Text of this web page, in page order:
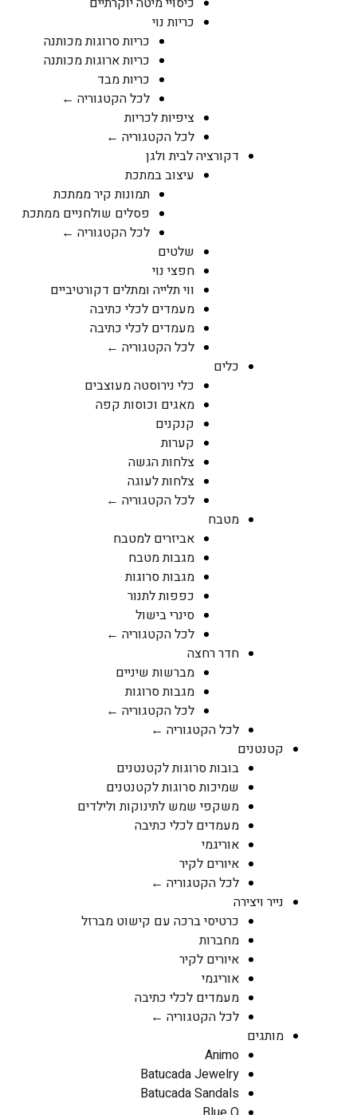
כריות נוי
כריות סרוגות מכותנה
כריות ארוגות מכותנה
כריות מבד
לכל הקטגוריה ←
ציפיות לכריות
לכל הקטגוריה ←
דקורציה לבית ולגן
עיצוב במתכת
תמונות קיר ממתכת
פסלים שולחניים ממתכת
לכל הקטגוריה ←
שלטים
חפצי נוי
ווי תלייה ומתלים דקורטיביים
מעמדים לכלי כתיבה
מעמדים לכלי כתיבה
לכל הקטגוריה ←
כלים
כלי נירוסטה מעוצבים
מאגים וכוסות קפה
קנקנים
קערות
צלחות הגשה
צלחות לעוגה
לכל הקטגוריה ←
מטבח
אביזרים למטבח
מגבות מטבח
מגבות סרוגות
כפפות לתנור
סינרי בישול
לכל הקטגוריה ←
חדר רחצה
מברשות שיניים
מגבות סרוגות
לכל הקטגוריה ←
לכל הקטגוריה ←
קטנטנים
בובות סרוגות לקטנטנים
שמיכות סרוגות לקטנטנים
משקפי שמש לתינוקות ולילדים
מעמדים לכלי כתיבה
אוריגמי
איורים לקיר
לכל הקטגוריה ←
נייר ויצירה
כרטיסי ברכה עם קישוט מברזל
מחברות
איורים לקיר
אוריגמי
מעמדים לכלי כתיבה
לכל הקטגוריה ←
מותגים
Animo
Batucada Jewelry
Batucada Sandals